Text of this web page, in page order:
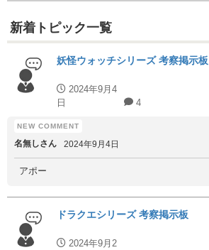
新着トピック一覧
妖怪ウォッチシリーズ 考察掲示板
2024年9月4
日
4
名無しさん 2024年9月4日
アポー
ドラクエシリーズ 考察掲示板
2024年9月2